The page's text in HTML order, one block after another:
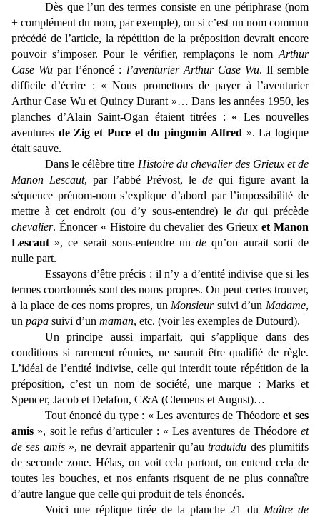
Dès que l’un des termes consiste en une périphrase (nom
+ complément du nom, par exemple), ou si c’est un nom commun
précédé de l’article, la répétition de la préposition devrait encore
pouvoir s’imposer. Pour le vérifier, remplaçons le nom Arthur
Case Wu par l’énoncé : l’aventurier Arthur Case Wu. Il semble
difficile d’écrire : « Nous promettons de payer à l’aventurier
Arthur Case Wu et Quincy Durant »… Dans les années 1950, les
planches d’Alain Saint-Ogan étaient titrées : « Les nouvelles
aventures de Zig et Puce et du pingouin Alfred ». La logique
était sauve.
Dans le célèbre titre Histoire du chevalier des Grieux et de
Manon Lescaut, par l’abbé Prévost, le de qui figure avant la
séquence prénom-nom s’explique d’abord par l’impossibilité de
mettre à cet endroit (ou d’y sous-entendre) ledu qui précède
chevalier. Énoncer « Histoire du chevalier des Grieuxet Manon
Lescaut », ce serait sous-entendre unde qu’on aurait sorti de
nulle part.
Essayons d’être précis : il n’y a d’entité indivise que si les
termes coordonnés sont des noms propres. On peut certes trouver,
à la place de ces noms propres, un Monsieursuivi d’un Madame,
un papa suivi d’un maman, etc. (voir les exemples de Dutourd).
Un principe aussi imparfait, qui s’applique dans des
conditions si rarement réunies, ne saurait être qualifié de règle.
L’idéal de l’entité indivise, celle qui interdit toute répétition de la
préposition, c’est un nom de société, une marque : Marks et
Spencer, Jacob et Delafon, C&A (Clemens et August)…
Tout énoncé du type : « Les aventures de Théodoreet ses
amis », soit le refus d’articuler : « Les aventures de Théodore et
de ses amis», ne devrait appartenir qu’autraduidu des plumitifs
de seconde zone. Hélas, on voit cela partout, on entend cela de
toutes les bouches, et nos enfants risquent de ne plus connaître
d’autre langue que celle qui produit de tels énoncés.
Voici une réplique tirée de la planche 21 du Maître de